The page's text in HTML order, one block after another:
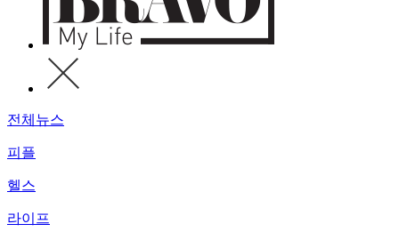
전체뉴스
피플
헬스
라이프